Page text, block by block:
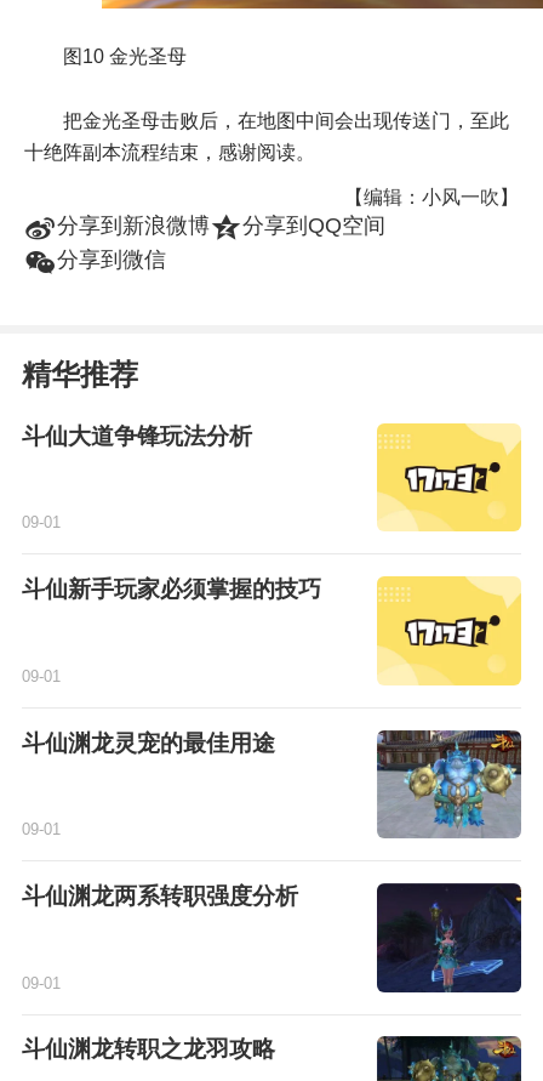
图10 金光圣母
把金光圣母击败后，在地图中间会出现传送门，至此
十绝阵副本流程结束，感谢阅读。
【编辑：小风一吹】
t分享到新浪微博z分享到QQ空间
w分享到微信
精华推荐
斗仙大道争锋玩法分析
09-01
斗仙新手玩家必须掌握的技巧
09-01
斗仙渊龙灵宠的最佳用途
09-01
斗仙渊龙两系转职强度分析
09-01
斗仙渊龙转职之龙羽攻略